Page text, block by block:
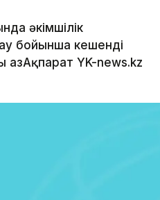
әкімшілік
бойынша кешенді
YK-news.kz